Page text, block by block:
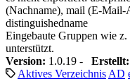
(Nachname), mail (E-Mail-
distinguishedname
Eingebaute Gruppen wie
unterstützt.
Version: 1.0.19 - Erstellt:
Aktives Verzeichnis AD